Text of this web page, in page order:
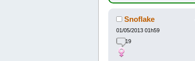
Snoflake
01/05/2013 01h59
19